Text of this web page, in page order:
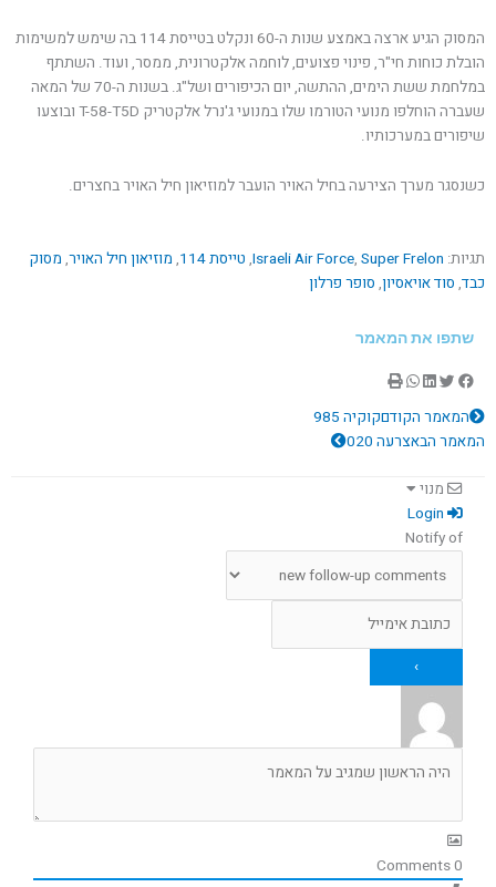
המסוק הגיע ארצה באמצע שנות ה-60 ונקלט בטייסת 114 בה שימש למשימות
הובלת כוחות חי"ר, פינוי פצועים, לוחמה אלקטרונית, ממסר, ועוד. השתתף
במלחמת ששת הימים, ההתשה, יום הכיפורים ושל"ג. בשנות ה-70 של המאה
שעברה הוחלפו מנועי הטורמו שלו במנועי ג'נרל אלקטריק T-58-T5D ובוצעו
שיפורים במערכותיו.
כשנסגר מערך הצירעה בחיל האויר הועבר למוזיאון חיל האויר בחצרים.
תגיות: Israeli Air Force, Super Frelon
, טייסת 114 , מוזיאון חיל האויר, מסוק
כבד, סוד אויאסיון, סופר פרלון
שתפו את המאמר
קודם
המאמר הקודםקוקיה 985
המאמר הבאצרעה 020
הבא
מנוי
Notify of
0